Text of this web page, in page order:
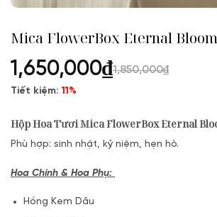
Mica FlowerBox Eternal Bloom
1,650,000₫1,850,000₫
Tiết kiệm:11%
Hộp Hoa TươiMica FlowerBox Eternal
Phù hợp: sinh nhật, kỷ niệm, hẹn hò.
Hoa Chính & Hoa Phụ:
Hồng Kem Dâu